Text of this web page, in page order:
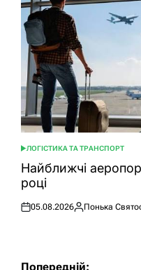
ОПУБЛІКУВАТИ
У
ЛОГІСТИКА ТА ТРАНСПОРТ
Найближчі
році
Оприлюднено
05.08.2026
Опубліковано
Понька
Попередній: